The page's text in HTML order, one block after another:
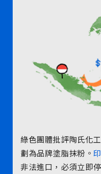
綠色團體批評陶氏化
劃為品牌塗脂抹粉。
非法進口，必須立即